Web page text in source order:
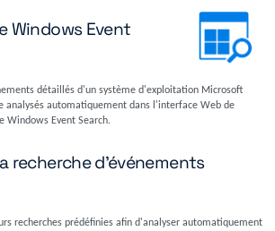
Windows Event
détaillés d'un système d'exploitation Microsoft
analysés automatiquement dans l'interface Web de
Windows Event Search.
recherche d'événements
recherches prédéfinies afin d'analyser automatiquement